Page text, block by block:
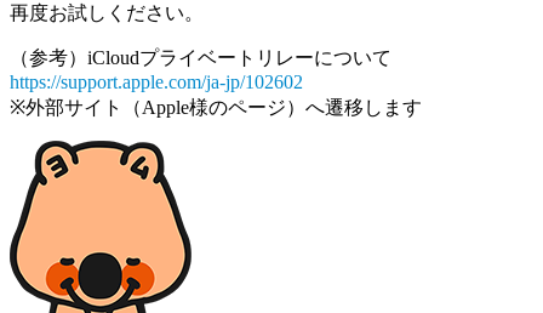
再度お試しください。
（参考）iCloudプライベートリレーについて
https://support.apple.com/ja-jp/102602
※外部サイト（Apple様のページ）へ遷移します